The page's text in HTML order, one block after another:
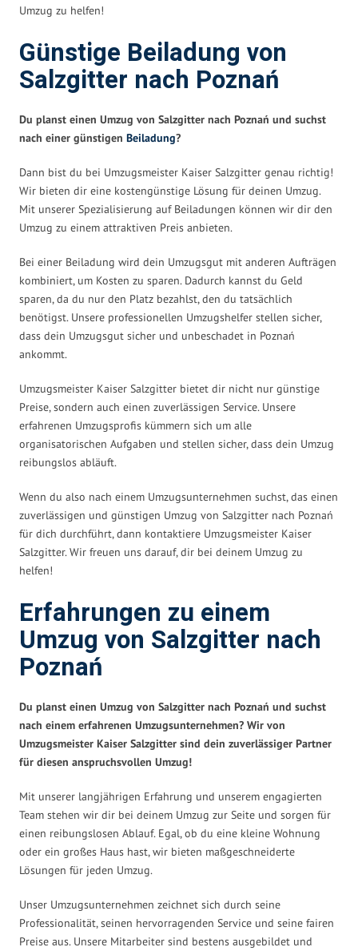
Umzug zu helfen!
Günstige Beiladung von
Salzgitter nach Poznań
Du planst einen Umzug von Salzgitter nach Poznań und suchst
nach einer günstigen Beiladung?
Dann bist du bei Umzugsmeister Kaiser Salzgitter genau richtig!
Wir bieten dir eine kostengünstige Lösung für deinen Umzug.
Mit unserer Spezialisierung auf Beiladungen können wir dir den
Umzug zu einem attraktiven Preis anbieten.
Bei einer Beiladung wird dein Umzugsgut mit anderen Aufträgen
kombiniert, um Kosten zu sparen. Dadurch kannst du Geld
sparen, da du nur den Platz bezahlst, den du tatsächlich
benötigst. Unsere professionellen Umzugshelfer stellen sicher,
dass dein Umzugsgut sicher und unbeschadet in Poznań
ankommt.
Umzugsmeister Kaiser Salzgitter bietet dir nicht nur günstige
Preise, sondern auch einen zuverlässigen Service. Unsere
erfahrenen Umzugsprofis kümmern sich um alle
organisatorischen Aufgaben und stellen sicher, dass dein Umzug
reibungslos abläuft.
Wenn du also nach einem Umzugsunternehmen suchst, das einen
zuverlässigen und günstigen Umzug von Salzgitter nach Poznań
für dich durchführt, dann kontaktiere Umzugsmeister Kaiser
Salzgitter. Wir freuen uns darauf, dir bei deinem Umzug zu
helfen!
Erfahrungen zu einem
Umzug von Salzgitter nach
Poznań
Du planst einen Umzug von Salzgitter nach Poznań und suchst
nach einem erfahrenen Umzugsunternehmen? Wir von
Umzugsmeister Kaiser Salzgitter sind dein zuverlässiger Partner
für diesen anspruchsvollen Umzug!
Mit unserer langjährigen Erfahrung und unserem engagierten
Team stehen wir dir bei deinem Umzug zur Seite und sorgen für
einen reibungslosen Ablauf. Egal, ob du eine kleine Wohnung
oder ein großes Haus hast, wir bieten maßgeschneiderte
Lösungen für jeden Umzug.
Unser Umzugsunternehmen zeichnet sich durch seine
Professionalität, seinen hervorragenden Service und seine fairen
Preise aus. Unsere Mitarbeiter sind bestens ausgebildet und